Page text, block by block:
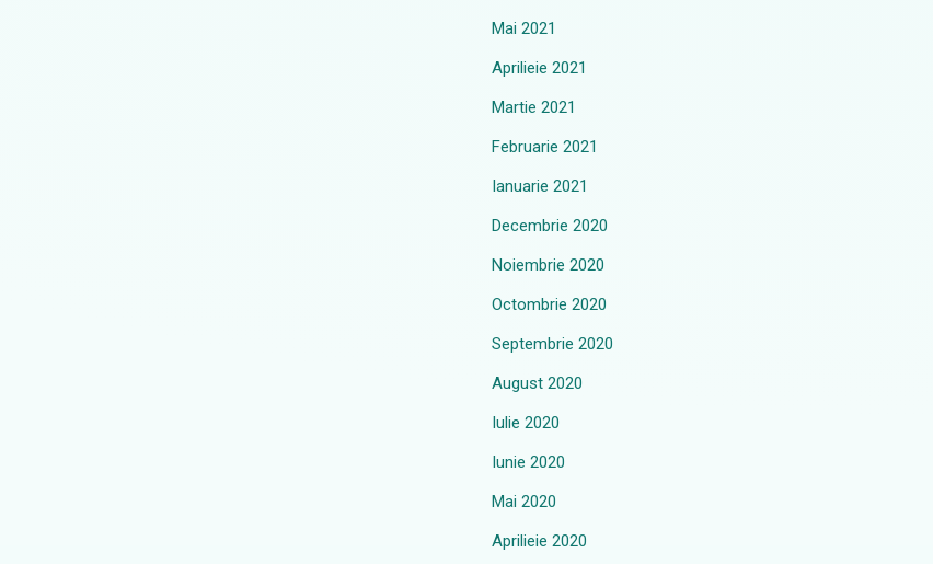
Mai 2021
Aprilieie 2021
Martie 2021
Februarie 2021
Ianuarie 2021
Decembrie 2020
Noiembrie 2020
Octombrie 2020
Septembrie 2020
August 2020
Iulie 2020
Iunie 2020
Mai 2020
Aprilieie 2020